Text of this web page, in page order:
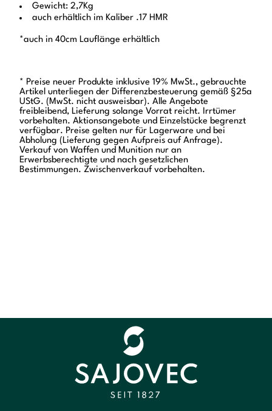
Gewicht: 2,7Kg
auch erhältlich im Kaliber .17 HMR
*auch in 40cm Lauflänge erhältlich
* Preise neuer Produkte inklusive 19% MwSt., gebrauchte
Artikel unterliegen der Differenzbesteuerung gemäß §25a
UStG. (MwSt. nicht ausweisbar). Alle Angebote
freibleibend, Lieferung solange Vorrat reicht. Irrtümer
vorbehalten. Aktionsangebote und Einzelstücke begrenzt
verfügbar. Preise gelten nur für Lagerware und bei
Abholung (Lieferung gegen Aufpreis auf Anfrage).
Verkauf von Waffen und Munition nur an
Erwerbsberechtigte und nach gesetzlichen
Bestimmungen. Zwischenverkauf vorbehalten.